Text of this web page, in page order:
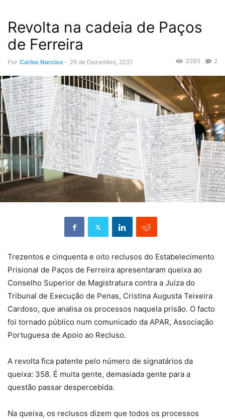
Revolta na cadeia de Paços
de Ferreira
Por Carlos Narciso - 29 de Dezembro, 2021 2
3293
Trezentos e cinquenta e oito reclusos do Estabelecimento
Prisional de Paços de Ferreira apresentaram queixa ao
Conselho Superior de Magistratura contra a Juíza do
Tribunal de Execução de Penas, Cristina Augusta Teixeira
Cardoso, que analisa os processos naquela prisão. O facto
foi tornado público num comunicado da APAR, Associação
Portuguesa de Apoio ao Recluso.
A revolta fica patente pelo número de signatários da
queixa: 358. É muita gente, demasiada gente para a
questão passar despercebida.
Na queixa, os reclusos dizem que todos os processos